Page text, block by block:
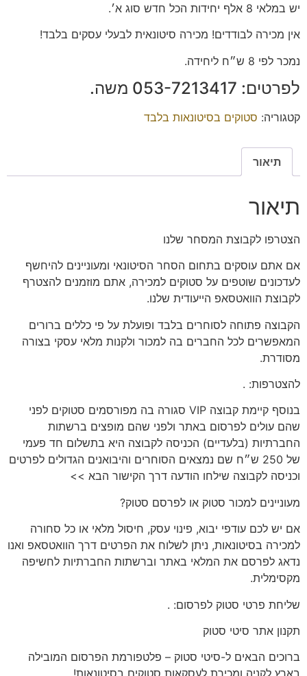
יש במלאי 8 אלף יחידות הכל חדש סוג א׳.
אין מכירה לבודדים! מכירה סיטונאית לבעלי עסקים בלבד!
נמכר לפי 8 ש״ח ליחידה.
לפרטים: ‭053-7213417‬ משה.
קטגוריה: סטוקים בסיטונאות בלבד
תיאור
תיאור
הצטרפו לקבוצת המסחר שלנו
אם אתם עוסקים בתחום הסחר הסיטונאי ומעוניינים להיחשף
לעדכונים שוטפים על סטוקים למכירה, אתם מוזמנים להצטרף
לקבוצת הוואטסאפ הייעודית שלנו.
הקבוצה פתוחה לסוחרים בלבד ופועלת על פי כללים ברורים
המאפשרים לכל החברים בה למכור ולקנות מלאי עסקי בצורה
מסודרת.
להצטרפות: .
בנוסף קיימת קבוצה VIP סגורה בה מפורסמים סטוקים לפני
שהם עולים לפרסום באתר ולפני שהם מופצים ברשתות
החברתיות (בלעדיים) הכניסה לקבוצה היא בתשלום חד פעמי
של 250 ש״ח שם נמצאים הסוחרים והיבואנים הגדולים לפרטים
וכניסה לקבוצה שילחו הודעה דרך הקישור הבא >>
מעוניינים למכור סטוק או לפרסם סטוק?
אם יש לכם עודפי יבוא, פינוי עסק, חיסול מלאי או כל סחורה
למכירה בסיטונאות, ניתן לשלוח את הפרטים דרך הוואטסאפ ואנו
נדאג לפרסם את המלאי באתר וברשתות החברתיות לחשיפה
מקסימלית.
שליחת פרטי סטוק לפרסום: .
תקנון אתר סיטי סטוק
ברוכים הבאים ל-סיטי סטוק – פלטפורמת הפרסום המובילה